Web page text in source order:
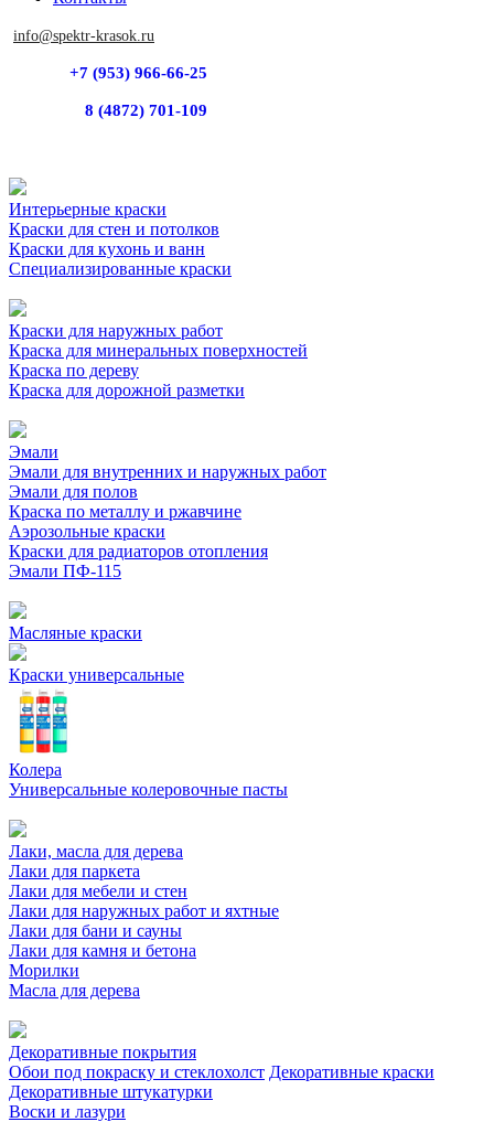
info@spektr-krasok.ru
+7 (953) 966-66-25
8 (4872) 701-109
Интерьерные краски
Краски для стен и потолков
Краски для кухонь и ванн
Специализированные краски
Краски для наружных работ
Краска для минеральных поверхностей
Краска по дереву
Краска для дорожной разметки
Эмали
Эмали для внутренних и наружных работ
Эмали для полов
Краска по металлу и ржавчине
Аэрозольные краски
Краски для радиаторов отопления
Эмали ПФ-115
Масляные краски
Краски универсальные
Колера
Универсальные колеровочные пасты
Лаки, масла для дерева
Лаки для паркета
Лаки для мебели и стен
Лаки для наружных работ и яхтные
Лаки для бани и сауны
Лаки для камня и бетона
Морилки
Масла для дерева
Декоративные покрытия
Обои под покраску и стеклохолст Декоративные краски
Декоративные штукатурки
Воски и лазури